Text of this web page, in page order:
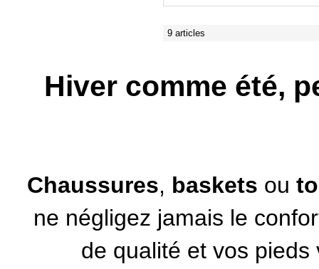
9 articles
Hiver comme été,
Chaussures, baskets ou
ne négligez jamais le
de qualité et vos